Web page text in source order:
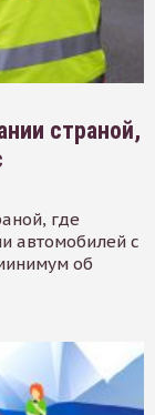
страной,
где
автомобилей с
об